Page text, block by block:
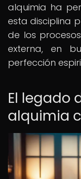
alquimia ha
esta disciplina
de los
externa, en
perfección
El legado
alquimia